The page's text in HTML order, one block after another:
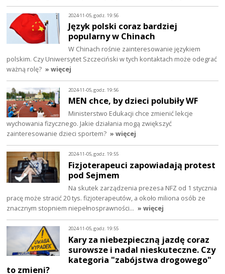
2024-11-05, godz. 19:56
Język polski coraz bardziej
popularny w Chinach
W Chinach rośnie zainteresowanie językiem
polskim. Czy Uniwersytet Szczeciński w tych kontaktach może odegrać
ważną rolę? » więcej
2024-11-05, godz. 19:56
MEN chce, by dzieci polubiły WF
Ministerstwo Edukacji chce zmienić lekcje
wychowania fizycznego. Jakie działania mogą zwiększyć
zainteresowanie dzieci sportem? » więcej
2024-11-05, godz. 19:55
Fizjoterapeuci zapowiadają protest
pod Sejmem
Na skutek zarządzenia prezesa NFZ od 1 stycznia
pracę może stracić 20 tys. fizjoterapeutów, a około miliona osób ze
znacznym stopniem niepełnosprawności… » więcej
2024-11-05, godz. 19:55
Kary za niebezpieczną jazdę coraz
surowsze i nadal nieskuteczne. Czy
kategoria "zabójstwa drogowego"
to zmieni?